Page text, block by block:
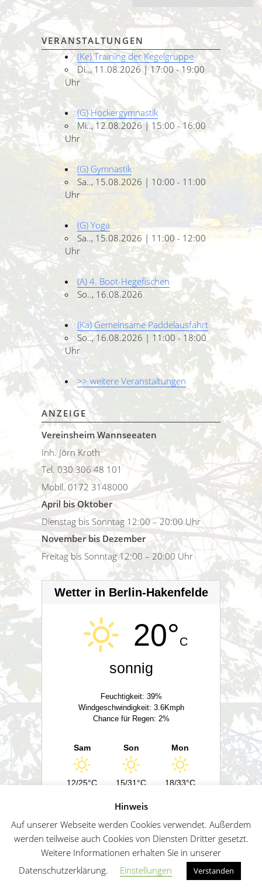
VERANSTALTUNGEN
(Ke) Training der Kegelgruppe
Di.., 11.08.2026 | 17:00 - 19:00
Uhr
(G) Hockergymnastik
Mi.., 12.08.2026 | 15:00 - 16:00
Uhr
(G) Gymnastik
Sa.., 15.08.2026 | 10:00 - 11:00
Uhr
(G) Yoga
Sa.., 15.08.2026 | 11:00 - 12:00
Uhr
(A) 4. Boot-Hegefischen
So.., 16.08.2026
(Ka) Gemeinsame Paddelausfahrt
So.., 16.08.2026 | 11:00 - 18:00
Uhr
>> weitere Veranstaltungen
ANZEIGE
Vereinsheim Wannseeaten
Inh. Jörn Kroth
Tel. 030 306 48 101
Mobil. 0172 3148000
April bis Oktober
Dienstag bis Sonntag 12:00 – 20:00 Uhr
November bis Dezember
Freitag bis Sonntag 12:00 – 20:00 Uhr
Wetter in Berlin-Hakenfelde
20°C
sonnig
Feuchtigkeit: 39%
Windgeschwindigkeit: 3.6Kmph
Chance für Regen: 2%
Sam
12/25°C
Son
15/31°C
Mon
18/33°C
Impressum Datenschutz Sitemap German
Penguin WordPress Theme kreiert von WPZOO
Hinweis
Auf unserer Webseite werden Cookies verwendet. Außerdem
werden teilweise auch Cookies von Diensten Dritter gesetzt.
Weitere Informationen erhalten Sie in unserer
Datenschutzerklärung.
Einstellungen Verstanden